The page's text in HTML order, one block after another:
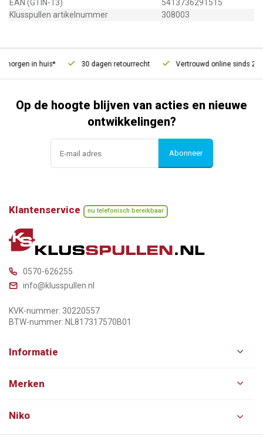
EAN (GTIN-13)
5413736291515
Klusspullen artikelnummer
308003
in huis* 30 dagen retourrecht Vertrouwd online sinds 2006
Op de hoogte blijven van acties en nieuwe
ontwikkelingen?
Abonneer
Klantenservice nu telefonisch bereikbaar
0570-626255
info@klusspullen.nl
KVK-nummer: 30220557
BTW-nummer: NL817317570B01
Informatie
Merken
Niko